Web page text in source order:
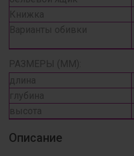
Книжка
Варианты обивки
РАЗМЕРЫ (ММ):
длина
глубина
высота
Описание